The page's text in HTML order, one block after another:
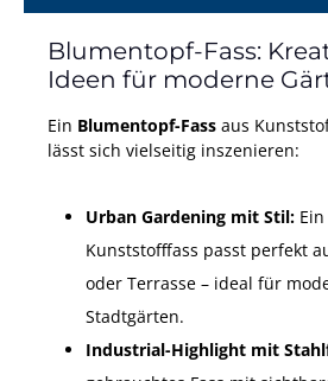
Blumentopf-Fass:
Ideen für moderne
Ein Blumentopf-Fass aus
lässt sich vielseitig inszenieren:
Urban Gardening mit Stil:
Kunststofffass passt perfekt
oder Terrasse – ideal für
Stadtgärten.
Industrial-Highlight mit